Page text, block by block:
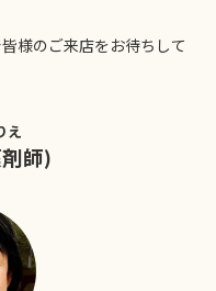
様のご来店をお待ちして
え
師)